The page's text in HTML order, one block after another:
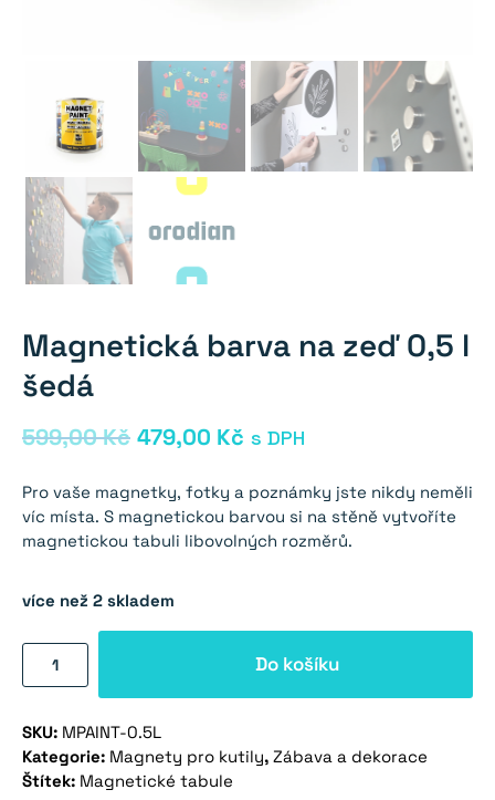
Magnetická barva na zeď 0,5 l
šedá
599,00Kč Původní
byla:
599,00 Kč.
479,00 Kč Aktuální
je:
479,00 Kč.
s DPH
Pro vaše magnetky, fotky a poznámky jste nikdy neměli
víc místa. S magnetickou barvou si na stěně vytvoříte
magnetickou tabuli libovolných rozměrů.
více než 2 skladem
Magnetická
barva
zeď
0,5
l
Do košíku
SKU: MPAINT-0.5L
Kategorie: Magnety pro kutily, Zábava a dekorace
Štítek: Magnetické tabule